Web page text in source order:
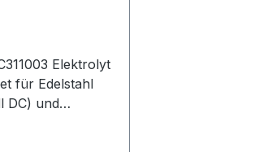
Elektrolyt
DC) und